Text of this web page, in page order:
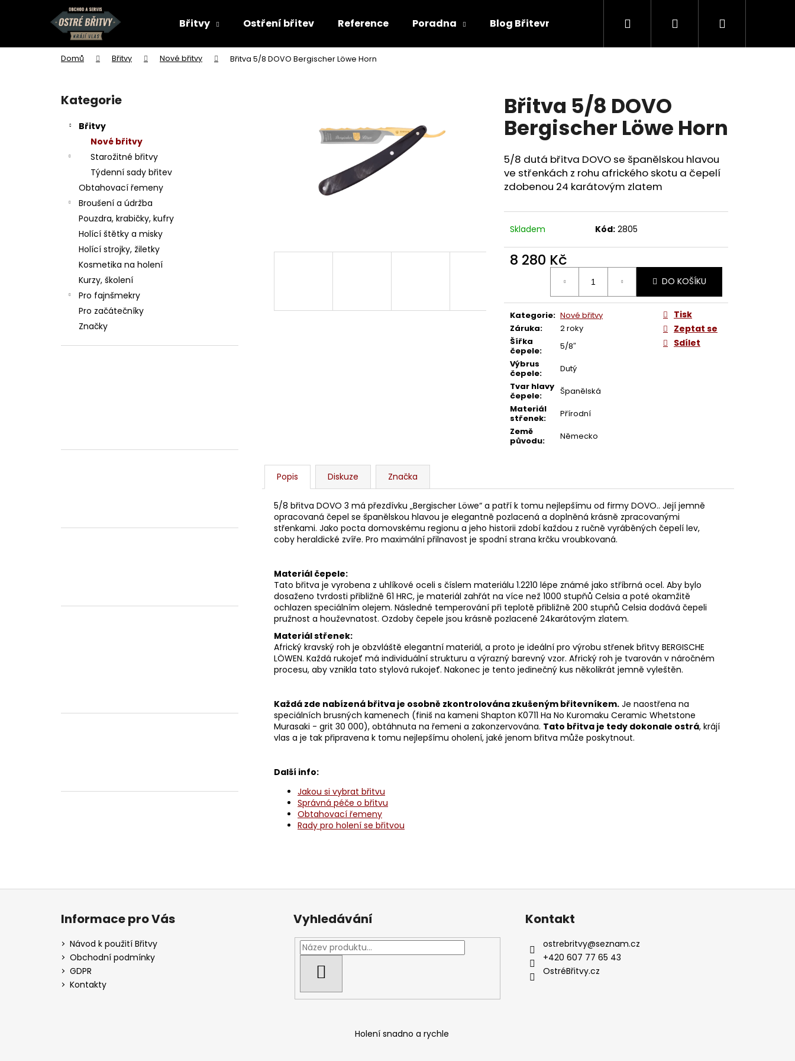
Břitvy Ostření břitev Reference Poradna Blog Břitevníka Kontakty Značky
Hledat PřihlášeníNákupní
Domů Břitvy Nové břitvy Břitva 5/8 DOVO Bergischer Löwe Horn
Přeskočit
kategorie
Kategorie
Břitvy
Nové břitvy
Starožitné břitvy
Týdenní sady břitev
Obtahovací řemeny
Broušení a údržba
Pouzdra, krabičky, kufry
Holící štětky a misky
Holící strojky, žiletky
Kosmetika na holení
Kurzy, školení
Pro fajnšmekry
Pro začátečníky
Značky
Břitva 5/8 DOVO
Bergischer Löwe Horn
5/8 dutá břitva DOVO se španělskou hlavou
ve střenkách z rohu afrického skotu a čepelí
zdobenou 24 karátovým zlatem
Skladem Kód: 2805
8 280 Kč
DO KOŠÍKU
Kategorie: Nové břitvy
Záruka:
2 roky
Šířka
čepele:
5/8″
Výbrus
čepele:
Dutý
Tvar hlavy
čepele:
Španělská
Materiál
střenek:
Přírodní
Země
původu: Německo
Tisk
Zeptat se
Sdílet
Popis Diskuze Značka
5/8 břitva DOVO 3 má přezdívku „Bergischer Löwe“ a patří k tomu nejlepšímu od firmy DOVO.. Její jemně
opracovaná čepel se španělskou hlavou je elegantně pozlacená a doplněná krásně zpracovanými
střenkami. Jako pocta domovskému regionu a jeho historii zdobí každou z ručně vyráběných čepelí lev,
coby heraldické zvíře. Pro maximální přilnavost je spodní strana krčku vroubkovaná.
Materiál čepele:
Tato břitva je vyrobena z uhlíkové oceli s číslem materiálu 1.2210 lépe známé jako stříbrná ocel. Aby bylo
dosaženo tvrdosti přibližně 61 HRC, je materiál zahřát na více než 1000 stupňů Celsia a poté okamžitě
ochlazen speciálním olejem. Následné temperování při teplotě přibližně 200 stupňů Celsia dodává čepeli
pružnost a houževnatost. Ozdoby čepele jsou krásně pozlacené 24karátovým zlatem.
Materiál střenek:
Africký kravský roh je obzvláště elegantní materiál, a proto je ideální pro výrobu střenek břitvy BERGISCHE
LÖWEN. Každá rukojeť má individuální strukturu a výrazný barevný vzor. Africký roh je tvarován v náročném
procesu, aby vznikla tato stylová rukojeť. Nakonec je tento jedinečný kus několikrát jemně vyleštěn.
Každá zde nabízená břitva je osobně zkontrolována zkušeným břitevníkem. Je naostřena na
speciálních brusných kamenech (finiš na kameni Shapton K0711 Ha No Kuromaku Ceramic Whetstone
Murasaki - grit 30 000), obtáhnuta na řemeni a zakonzervována. Tato břitva je tedy dokonale ostrá, krájí
vlas a je tak připravena k tomu nejlepšímu oholení, jaké jenom břitva může poskytnout.
Další info:
Jakou si vybrat břitvu
Správná péče o břitvu
Obtahovací řemeny
Rady pro holení se břitvou
í
Zpět
do
obchodu
Zpět
do
obchodu
Co potřebujete najít?
Doporučujeme
OSTŘENÍ BŘITVY Z
WWW.OSTREBRITVY.CZ
480 Kč
Původně: 980 Kč
BŘITVA 6/8 THIERS-ISSARD GRELOT
Z
Informace pro Vás
Návod k použití Břitvy
Obchodní podmínky
GDPR
Kontakty
Vyhledávání Kontakt
ostrebritvy@seznam.cz
+420 607 77 65 43
OstréBřitvy.cz
Holení snadno a rychle